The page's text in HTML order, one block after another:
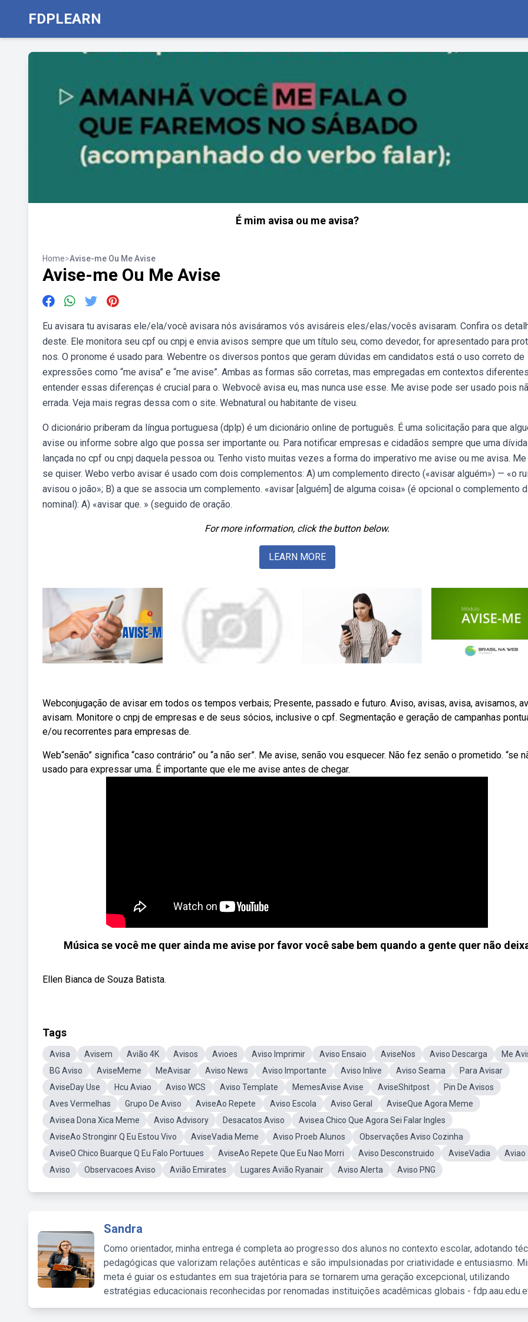
FDPLEARN
É mim avisa ou me avisa?
Home>Avise-me Ou Me Avise
Avise-me Ou Me Avise
Eu avisara tu avisaras ele/ela/você avisara nós avisáramos vós avisáreis eles/elas/vocês avisaram. Confira os
deste. Ele monitora seu cpf ou cnpj e envia avisos sempre que um título seu, como devedor, for apresentado para
nos. O pronome é usado para. Webentre os diversos pontos que geram dúvidas em candidatos está o uso correto de
expressões como “me avisa” e “me avise”. Ambas as formas são corretas, mas empregadas em contextos
entender essas diferenças é crucial para o. Webvocê avisa eu, mas nunca use esse. Me avise pode ser usado pois
errada. Veja mais regras dessa com o site. Webnatural ou habitante de viseu.
O dicionário priberam da língua portuguesa (dplp) é um dicionário online de português. É uma solicitação para que
avise ou informe sobre algo que possa ser importante ou. Para notificar empresas e cidadãos sempre que uma
lançada no cpf ou cnpj daquela pessoa ou. Tenho visto muitas vezes a forma do imperativo me avise ou me avisa.
se quiser. Webo verbo avisar é usado com dois complementos: A) um complemento directo («avisar alguém») — «o
avisou o joão»; B) a que se associa um complemento. «avisar [alguém] de alguma coisa» (é opcional o complemento
nominal): A) «avisar que. » (seguido de oração.
For more information, click the button below.
LEARN MORE
Webconjugação de avisar em todos os tempos verbais; Presente, passado e futuro. Aviso, avisas, avisa, avisamos,
avisam. Monitore o cnpj de empresas e de seus sócios, inclusive o cpf. Segmentação e geração de campanhas
e/ou recorrentes para empresas de.
Web“senão” significa “caso contrário” ou “a não ser”. Me avise, senão vou esquecer. Não fez senão o prometido. “se
usado para expressar uma. É importante que ele me avise antes de chegar.
Música se você me quer ainda me avise por favor você sabe bem quando a gente quer não
Ellen Bianca de Souza Batista.
Tags
Avisa Avisem Avião 4K Avisos Avioes Aviso Imprimir Aviso Ensaio AviseNos Aviso Descarga
Me
BG Aviso
AviseMeme MeAvisar Aviso News Aviso Importante Aviso Inlive Aviso Seama
Para Avisar
AviseDay Use
Hcu Aviao Aviso WCS Aviso Template MemesAvise Avise AviseShitpost
Pin De Avisos
Aves Vermelhas
Grupo De Aviso AviseAo Repete Aviso Escola Aviso Geral
AviseQue Agora Meme
Avisea Dona Xica Meme
Aviso Advisory Desacatos Aviso
Avisea Chico Que Agora Sei Falar Ingles
AviseAo Stronginr Q Eu Estou Vivo
AviseVadia Meme Aviso Proeb Alunos
Observações Aviso Cozinha
AviseO Chico Buarque Q Eu Falo Portuues
AviseAo Repete Que Eu Nao Morri Aviso Desconstruido AviseVadia
Aviao
Aviso
Observacoes Aviso Avião Emirates Lugares Avião Ryanair Aviso Alerta Aviso PNG
Sandra
Como orientador, minha entrega é completa ao progresso dos alunos no contexto escolar, adotando
pedagógicas que valorizam relações autênticas e são impulsionadas por criatividade e entusiasmo.
meta é guiar os estudantes em sua trajetória para se tornarem uma geração excepcional, utilizando
estratégias educacionais reconhecidas por renomadas instituições acadêmicas globais -